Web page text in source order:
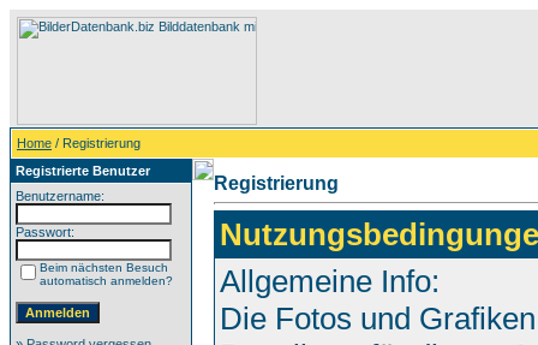
Home / Registrierung
Registrierte Benutzer
Benutzername:
Passwort:
Beim nächsten Besuch
automatisch anmelden?
Registrierung
Allgemeine Info:
Die Fotos und